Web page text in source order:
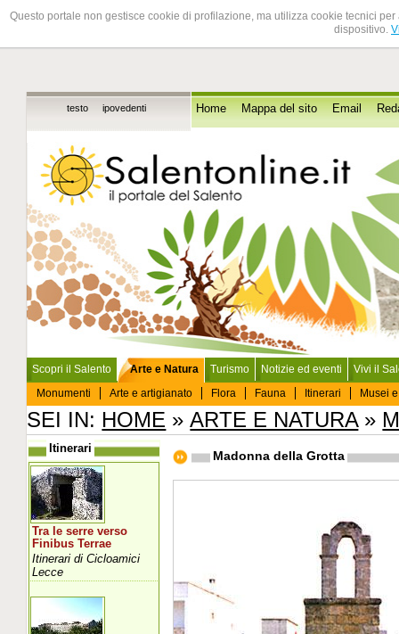
Questo portale non gestisce cookie di profilazione, ma utilizza cookie tecnici
dispositivo.
testo ipovedenti Home Mappa del sito Email
Scopri il Salento
Arte e Natura
Monumenti
Arte e artigianato Flora Fauna Itinerari Musei
Turismo Notizie ed eventi Vivi il
SEI IN: HOME »ARTE E NATURA»
Madonna della Grotta
Itinerari
Tra le serre verso
Finibus Terrae
Itinerari di Cicloamici
Lecce